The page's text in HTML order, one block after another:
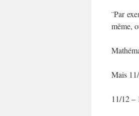
¨Par
même,
Mais
11/12 –